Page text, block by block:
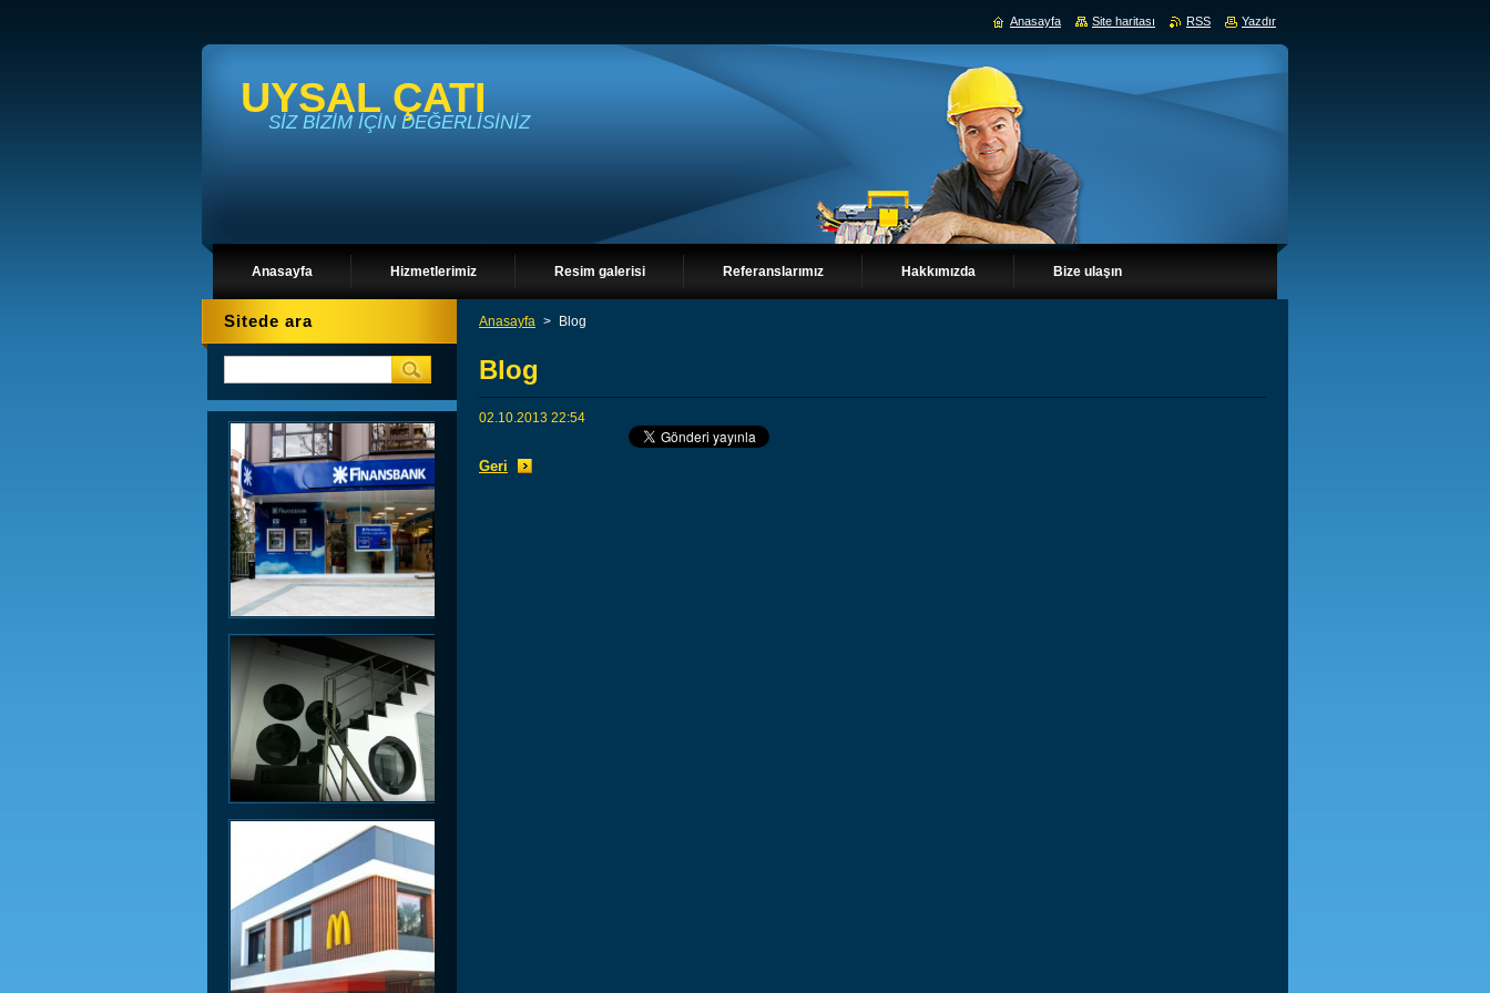
UYSAL ÇATI
SİZ BİZİM İÇİN DEĞERLİSİNİZ
Anasayfa Hizmetlerimiz Resim galerisi Referanslarımız Hakkımızda Bize ulaşın
Anasayfa > Blog
Blog
02.10.2013 22:54
Geri
Sitede ara
Anasayfa Site haritası RSS Yazdır